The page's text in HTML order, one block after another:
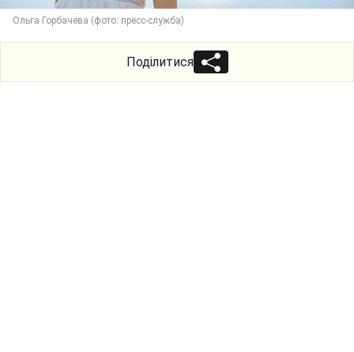
Ольга Горбачева (фото: пресс-служба)
Поділитися